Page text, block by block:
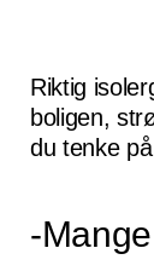
Riktig
boligen,
du tenke
-